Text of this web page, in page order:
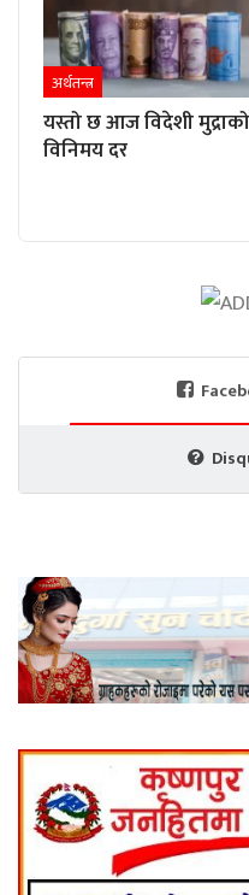
अर्थतन्त्र
यस्तो छ आज विदेशी मुद्राको
विनिमय दर